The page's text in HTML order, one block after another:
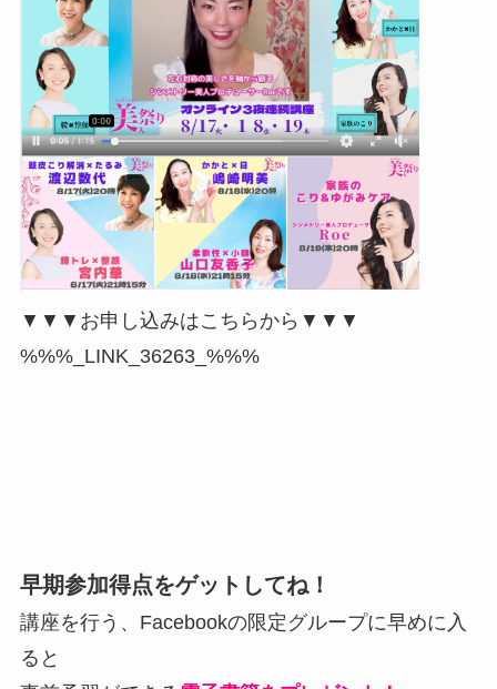
▼▼▼お申し込みはこちらから▼▼▼
%%%_LINK_36263_%%%
早期参加得点をゲットしてね！
講座を行う、Facebookの限定グループに早めに入
ると